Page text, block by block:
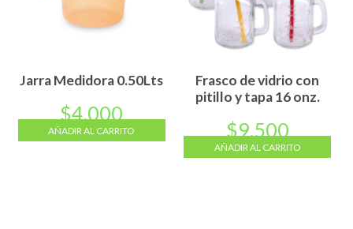
Jarra Medidora 0.50Lts
$4.000
AÑADIR AL CARRITO
Frasco de vidrio con
pitillo y tapa 16 onz.
$9.500
AÑADIR AL CARRITO